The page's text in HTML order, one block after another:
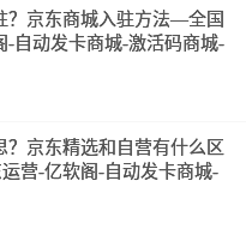
？京东商城入驻方法—全国
-自动发卡商城-激活码商城-
？京东精选和自营有什么区
营-亿软阁-自动发卡商城-